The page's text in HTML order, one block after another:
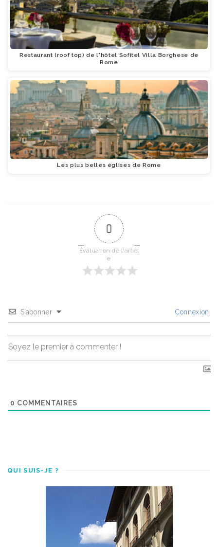
Restaurant (roof top) de l'hôtel Sofitel Villa Borghese de
Rome
Les plus belles églises de Rome
0
Évaluation de l'articl
e
S’abonner Connexion
0 COMMENTAIRES
QUI SUIS-JE ?